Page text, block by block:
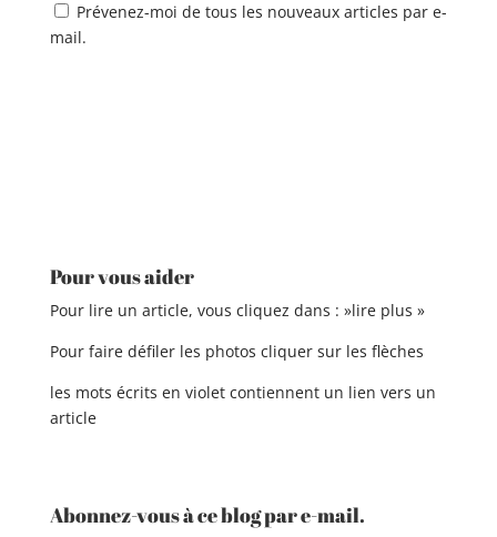
Prévenez-moi de tous les nouveaux articles par e-
mail.
n
a
i
e
:
Pour vous aider
Pour lire un article, vous cliquez dans : »lire plus »
Pour faire défiler les photos cliquer sur les flèches
les mots écrits en violet contiennent un lien vers un
article
Abonnez-vous à ce blog par e-mail.